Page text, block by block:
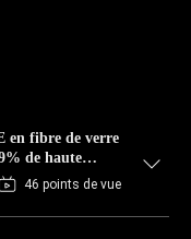
en fibre de verre
de haute
46 points de vue